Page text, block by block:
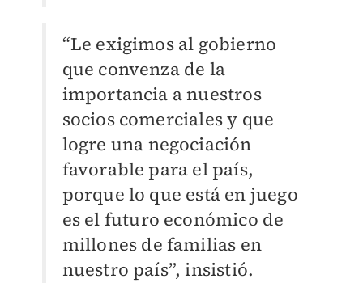
“Le exigimos al gobierno
que convenza de la
importancia a nuestros
socios comerciales y que
logre una negociación
favorable para el país,
porque lo que está en juego
es el futuro económico de
millones de familias en
nuestro país”, insistió.